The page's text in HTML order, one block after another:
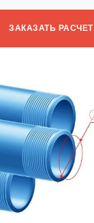
ЗАКАЗАТЬ РАСЧЕТ